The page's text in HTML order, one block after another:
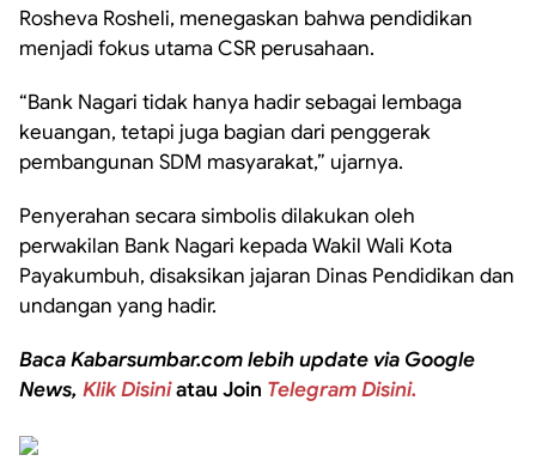
Rosheva Rosheli, menegaskan bahwa pendidikan
menjadi fokus utama CSR perusahaan.
“Bank Nagari tidak hanya hadir sebagai lembaga
keuangan, tetapi juga bagian dari penggerak
pembangunan SDM masyarakat,” ujarnya.
Penyerahan secara simbolis dilakukan oleh
perwakilan Bank Nagari kepada Wakil Wali Kota
Payakumbuh, disaksikan jajaran Dinas Pendidikan dan
undangan yang hadir.
Baca Kabarsumbar.com lebih update via Google
News, Klik Disiniatau Join Telegram Disini.